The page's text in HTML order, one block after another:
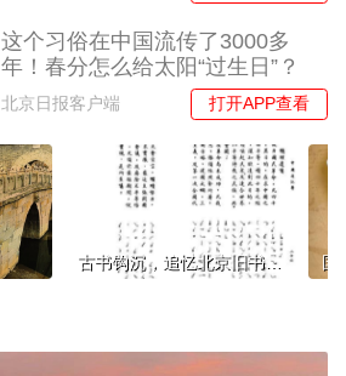
这个习俗在中国流传了3000多
年！春分怎么给太阳“过生日”？
北京日报客户端 打开APP查看
古书钩沉，追忆北京旧书店往事